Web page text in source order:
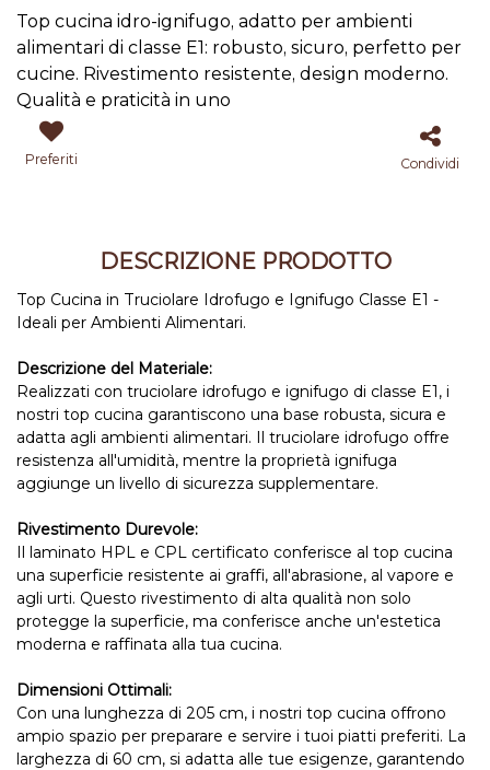
Top cucina idro-ignifugo, adatto per ambienti
alimentari di classe E1: robusto, sicuro, perfetto per
cucine. Rivestimento resistente, design moderno.
Qualità e praticità in uno
Preferiti Condividi
DESCRIZIONE PRODOTTO
Top Cucina in Truciolare Idrofugo e Ignifugo Classe E1 -
Ideali per Ambienti Alimentari.
Descrizione del Materiale:
Realizzati con truciolare idrofugo e ignifugo di classe E1, i
nostri top cucina garantiscono una base robusta, sicura e
adatta agli ambienti alimentari. Il truciolare idrofugo offre
resistenza all'umidità, mentre la proprietà ignifuga
aggiunge un livello di sicurezza supplementare.
Rivestimento Durevole:
Il laminato HPL e CPL certificato conferisce al top cucina
una superficie resistente ai graffi, all'abrasione, al vapore e
agli urti. Questo rivestimento di alta qualità non solo
protegge la superficie, ma conferisce anche un'estetica
moderna e raffinata alla tua cucina.
Dimensioni Ottimali:
Con una lunghezza di 205 cm, i nostri top cucina offrono
ampio spazio per preparare e servire i tuoi piatti preferiti. La
larghezza di 60 cm, si adatta alle tue esigenze, garantendo